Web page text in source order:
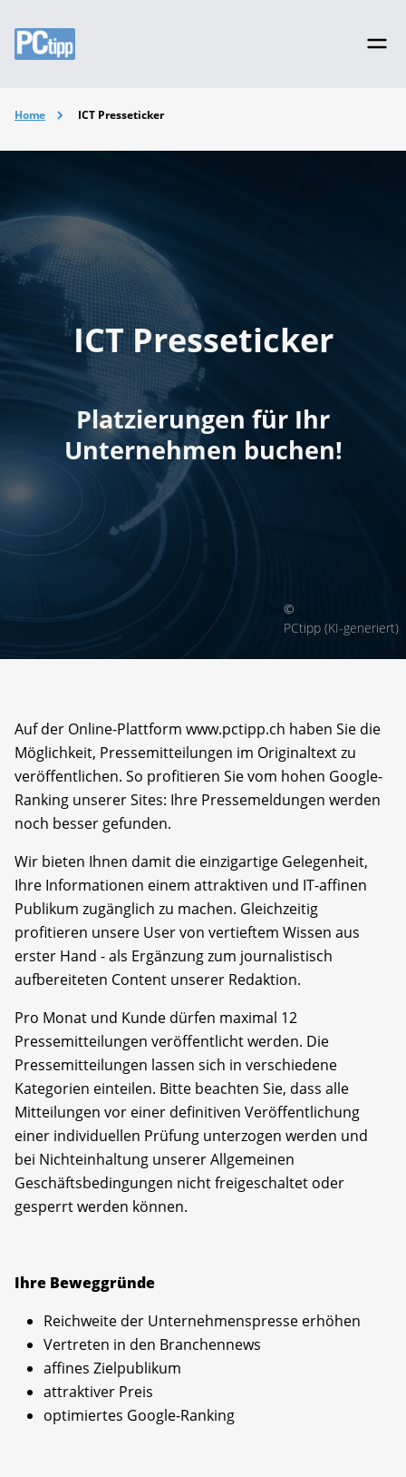
Home ICT Presseticker
ICT Presseticker
Platzierungen für Ihr
Unternehmen buchen!
©
PCtipp (KI-generiert)
Auf der Online-Plattform www.pctipp.ch haben Sie die
Möglichkeit, Pressemitteilungen im Originaltext zu
veröffentlichen. So profitieren Sie vom hohen Google-
Ranking unserer Sites: Ihre Pressemeldungen werden
noch besser gefunden.
Wir bieten Ihnen damit die einzigartige Gelegenheit,
Ihre Informationen einem attraktiven und IT-affinen
Publikum zugänglich zu machen. Gleichzeitig
profitieren unsere User von vertieftem Wissen aus
erster Hand - als Ergänzung zum journalistisch
aufbereiteten Content unserer Redaktion.
Pro Monat und Kunde dürfen maximal 12
Pressemitteilungen veröffentlicht werden. Die
Pressemitteilungen lassen sich in verschiedene
Kategorien einteilen. Bitte beachten Sie, dass alle
Mitteilungen vor einer definitiven Veröffentlichung
einer individuellen Prüfung unterzogen werden und
bei Nichteinhaltung unserer Allgemeinen
Geschäftsbedingungen nicht freigeschaltet oder
gesperrt werden können.
Ihre Beweggründe
Reichweite der Unternehmenspresse erhöhen
Vertreten in den Branchennews
affines Zielpublikum
attraktiver Preis
optimiertes Google-Ranking